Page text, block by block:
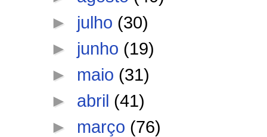
► julho (30)
► junho (19)
► maio (31)
► abril (41)
► março (76)